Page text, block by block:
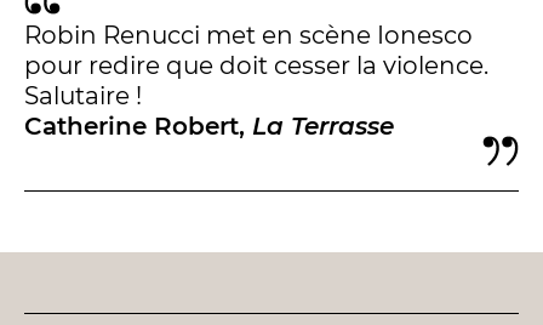
Robin Renucci met en scène Ionesco
pour redire que doit cesser la violence.
Salutaire !
Catherine Robert, La Terrasse